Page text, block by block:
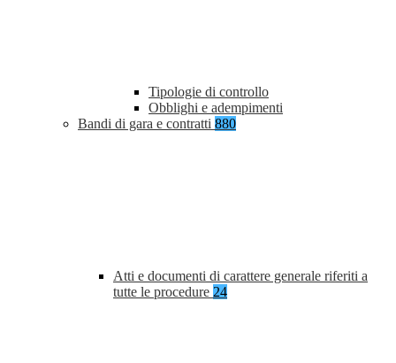
Tipologie di controllo
Obblighi e adempimenti
Bandi di gara e contratti 880
Atti e documenti di carattere generale riferiti a
tutte le procedure 24